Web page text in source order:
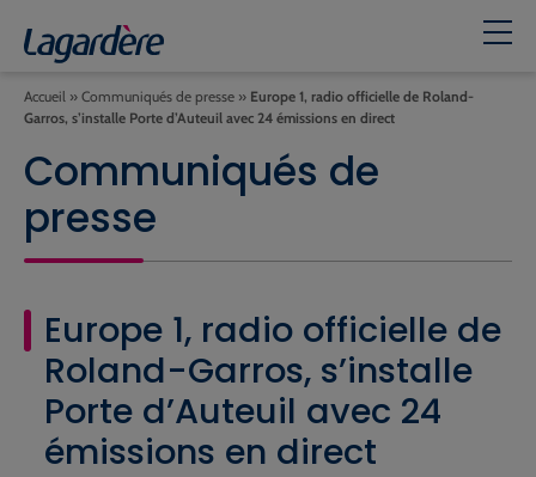
Accueil » Communiqués de presse » Europe 1, radio officielle de Roland-
Garros, s’installe Porte d’Auteuil avec 24 émissions en direct
Communiqués de
presse
Europe 1, radio officielle de
Roland-Garros, s’installe
Porte d’Auteuil avec 24
émissions en direct